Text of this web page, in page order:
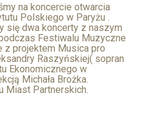
na koncercie otwarcia
Polskiego w Paryżu .
się dwa koncerty z naszym
Festiwalu Muzyczne
z projektem Musica pro
Raszyńskiej( sopran
Ekonomicznego w
Michała Brożka.
Miast Partnerskich.